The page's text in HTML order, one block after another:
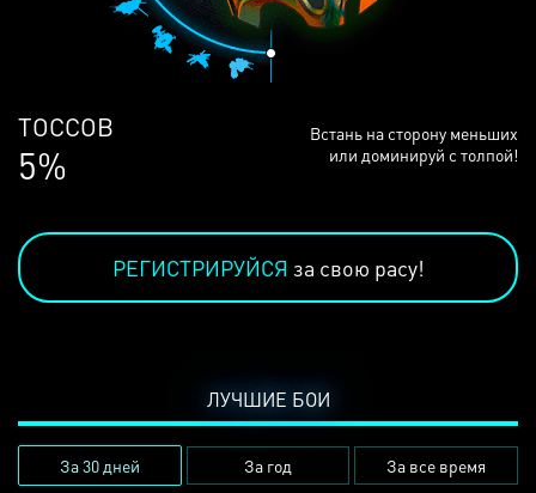
ЛЮДЕЙ
68%
Встань на сторону меньших
или доминируй с толпой!
РЕГИСТРИРУЙСЯ за свою расу!
ЛУЧШИЕ БОИ
За 30 дней За год За все время